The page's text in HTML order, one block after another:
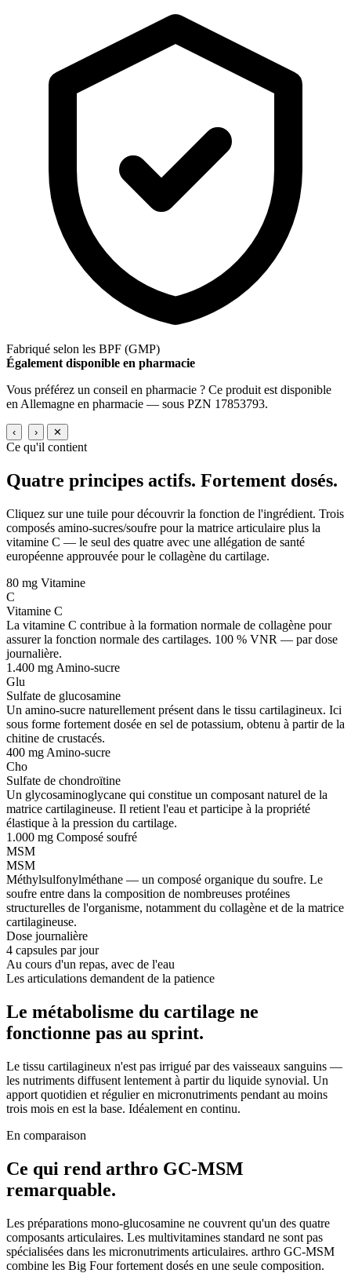
Fabriqué selon les BPF (GMP)
Également disponible en pharmacie
Vous préférez un conseil en pharmacie ? Ce produit est disponible
en Allemagne en pharmacie — sous PZN 17853793.
‹ › ✕
Ce qu'il contient
Quatre principes actifs. Fortement dosés.
Cliquez sur une tuile pour découvrir la fonction de l'ingrédient. Trois
composés amino-sucres/soufre pour la matrice articulaire plus la
vitamine C — le seul des quatre avec une allégation de santé
européenne approuvée pour le collagène du cartilage.
80 mg Vitamine
C
Vitamine C
La vitamine C contribue à la formation normale de collagène pour
assurer la fonction normale des cartilages. 100 % VNR — par dose
journalière.
1.400 mg Amino-sucre
Glu
Sulfate de glucosamine
Un amino-sucre naturellement présent dans le tissu cartilagineux. Ici
sous forme fortement dosée en sel de potassium, obtenu à partir de la
chitine de crustacés.
400 mg Amino-sucre
Cho
Sulfate de chondroïtine
Un glycosaminoglycane qui constitue un composant naturel de la
matrice cartilagineuse. Il retient l'eau et participe à la propriété
élastique à la pression du cartilage.
1.000 mg Composé soufré
MSM
MSM
Méthylsulfonylméthane — un composé organique du soufre. Le
soufre entre dans la composition de nombreuses protéines
structurelles de l'organisme, notamment du collagène et de la matrice
cartilagineuse.
Dose journalière
4 capsules par jour
Au cours d'un repas, avec de l'eau
Les articulations demandent de la patience
Le métabolisme du cartilage ne
fonctionne pas au sprint.
Le tissu cartilagineux n'est pas irrigué par des vaisseaux sanguins —
les nutriments diffusent lentement à partir du liquide synovial. Un
apport quotidien et régulier en micronutriments pendant au moins
trois mois en est la base. Idéalement en continu.
En comparaison
Ce qui rend arthro GC-MSM
remarquable.
Les préparations mono-glucosamine ne couvrent qu'un des quatre
composants articulaires. Les multivitamines standard ne sont pas
spécialisées dans les micronutriments articulaires. arthro GC-MSM
combine les Big Four fortement dosés en une seule composition.